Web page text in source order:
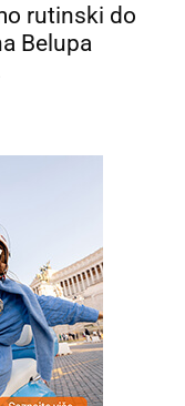
rutinski do
Belupa